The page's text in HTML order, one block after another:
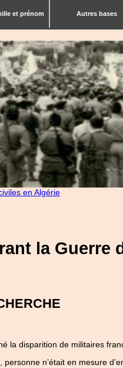
et prénom Autres bases
en Algérie
la Guerre
la disparition de militaires
n’était en mesure